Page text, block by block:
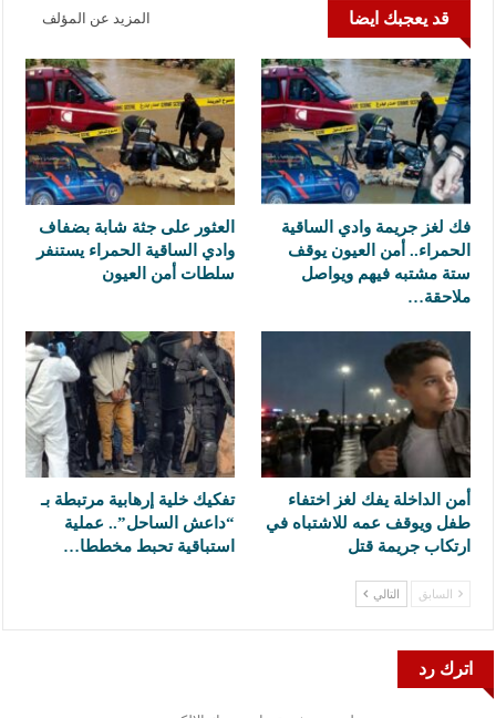
قد يعجبك ايضا المزيد عن المؤلف
فك لغز جريمة وادي الساقية
الحمراء.. أمن العيون يوقف
ستة مشتبه فيهم ويواصل
ملاحقة…
العثور على جثة شابة بضفاف
وادي الساقية الحمراء يستنفر
سلطات أمن العيون
أمن الداخلة يفك لغز اختفاء
طفل ويوقف عمه للاشتباه في
ارتكاب جريمة قتل
تفكيك خلية إرهابية مرتبطة بـ
“داعش الساحل”.. عملية
استباقية تحبط مخططا…
السابق التالي
اترك رد